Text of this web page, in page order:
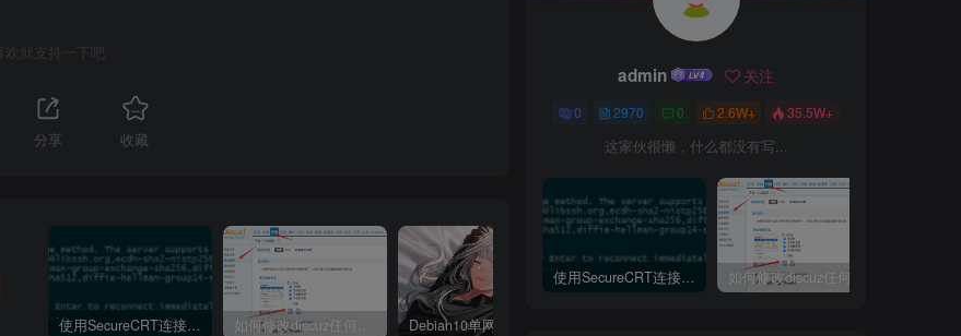
喜欢就支持一下吧
分享 收藏
使用SecureCRT连接Ubuntu20.04报错：Key exchange failed. No compatible key exchange method. 如何修改discuz任何模板的编辑器默认字体类型和默认字体大小
admin 关注
0 2970 0 2.6W+ 35.5W+
这家伙很懒，什么都没有写...
使用SecureCRT连接Ubuntu20.04报错：Key exchange failed. No compatible key exchange method.